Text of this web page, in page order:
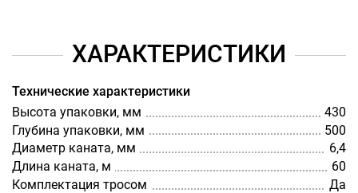
ХАРАКТЕРИСТИКИ
Технические характеристики
Высота упаковки, мм
430
Глубина упаковки, мм
500
Диаметр каната, мм
6,4
Длина каната, м
60
Комплектация тросом
Да